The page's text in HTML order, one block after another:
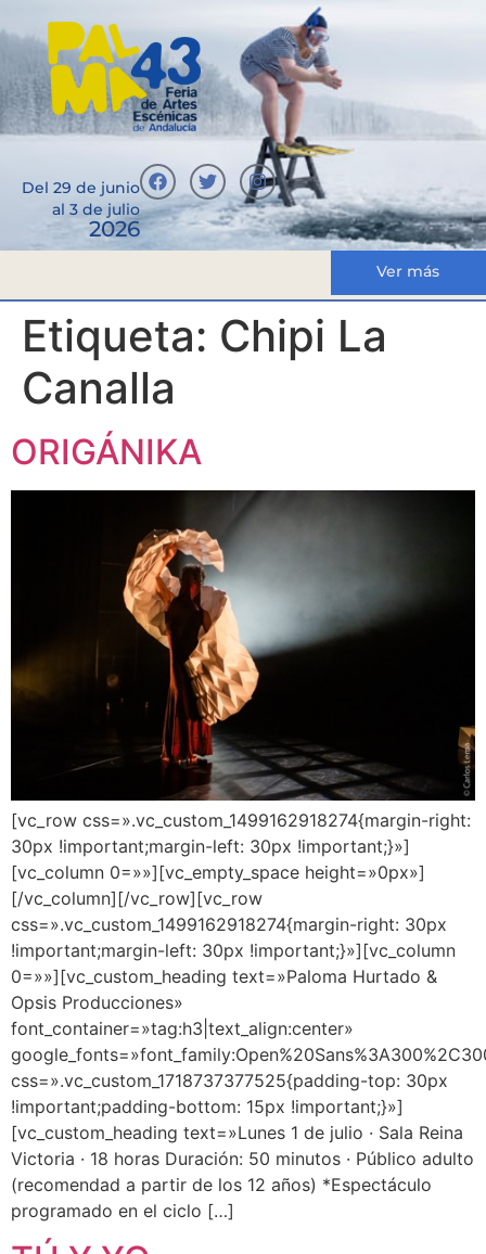
Del 29 de junio
al 3 de julio
2026
Ver más
Etiqueta: Chipi La
Canalla
ORIGÁNIKA
[vc_row css=».vc_custom_1499162918274{margin-right:
30px !important;margin-left: 30px !important;}»]
[vc_column 0=»»][vc_empty_space height=»0px»]
[/vc_column][/vc_row][vc_row
css=».vc_custom_1499162918274{margin-right: 30px
!important;margin-left: 30px !important;}»][vc_column
0=»»][vc_custom_heading text=»Paloma Hurtado &
Opsis Producciones»
font_container=»tag:h3|text_align:center»
css=».vc_custom_1718737377525{padding-top: 30px
!important;padding-bottom: 15px !important;}»]
[vc_custom_heading text=»Lunes 1 de julio · Sala Reina
Victoria · 18 horas Duración: 50 minutos · Público adulto
(recomendad a partir de los 12 años) *Espectáculo
programado en el ciclo […]